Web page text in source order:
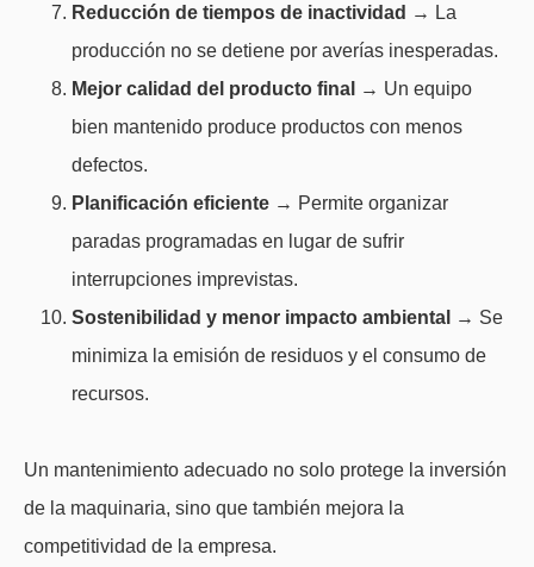
Reducción de tiempos de inactividad → La
producción no se detiene por averías inesperadas.
Mejor calidad del producto final
→ Un equipo
bien mantenido produce productos con menos
defectos.
Planificación eficiente → Permite organizar
paradas programadas en lugar de sufrir
interrupciones imprevistas.
Sostenibilidad y menor impacto ambiental
→ Se
minimiza la emisión de residuos y el consumo de
recursos.
Un mantenimiento adecuado no solo protege la inversión
de la maquinaria, sino que también mejora la
competitividad de la empresa.